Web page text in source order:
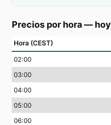
Precios por hora — hoy
Hora (CEST)
02:00
03:00
04:00
05:00
06:00